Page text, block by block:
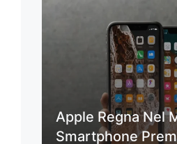
Apple Regna Nel
Smartphone